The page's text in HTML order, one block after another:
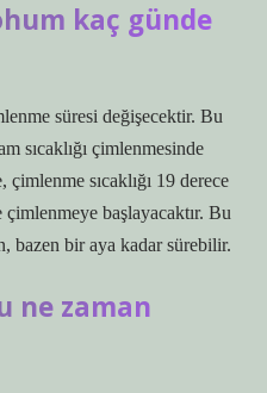
kaç günde
süresi değişecektir. Bu
sıcaklığı çimlenmesinde
sıcaklığı 19 derece
başlayacaktır. Bu
bazen bir aya kadar sürebilir.
ne zaman